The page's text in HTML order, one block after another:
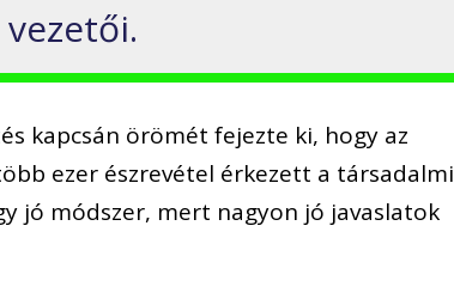
kapcsán örömét fejezte ki, hogy az
ezer észrevétel érkezett a társadalmi
jó módszer, mert nagyon jó javaslatok